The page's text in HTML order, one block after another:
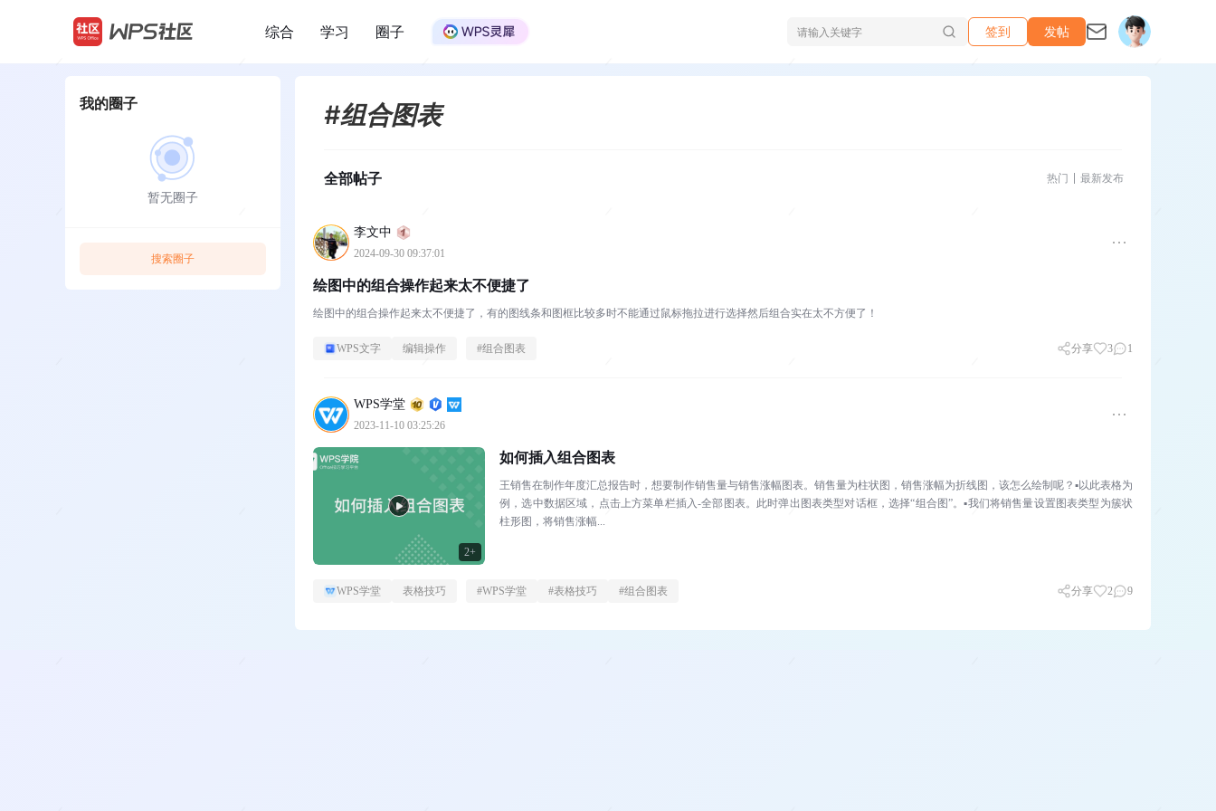
/
综合 学习 圈子 签到 发帖
我的圈子
暂无圈子
搜索圈子
#组合图表
全部帖子 热门 最新发布
李文中
2024-09-30 09:37:01
绘图中的组合操作起来太不便捷了
绘图中的组合操作起来太不便捷了，有的图线条和图框比较多时不能通过鼠标拖拉进行选择然后组合实在太不方便了！
WPS文字 编辑操作 #组合图表 分享 3 1
WPS学堂
2023-11-10 03:25:26
2+
如何插入组合图表
王销售在制作年度汇总报告时，想要制作销售量与销售涨幅图表。销售量为柱状图，销售涨幅为折线图，该怎么绘制呢？▪以此表格为
例，选中数据区域，点击上方菜单栏插入-全部图表。此时弹出图表类型对话框，选择“组合图”。▪我们将销售量设置图表类型为簇状
柱形图，将销售涨幅...
WPS学堂 表格技巧 #WPS学堂 #表格技巧 #组合图表 分享 2 9